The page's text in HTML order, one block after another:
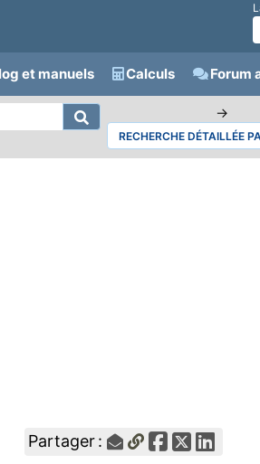
et manuels Calculs Forum
→
RECHERCHE DÉTAILLÉE
Partager :